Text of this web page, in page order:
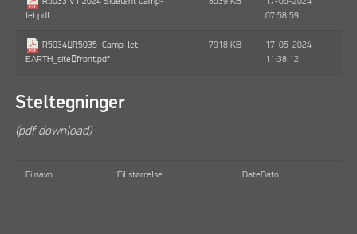
let.pdf
07:58:59
R5034R5035_Camp-let
EARTH_sitefront.pdf
7918 KB
17-05-2024
11:38:12
Steltegninger
(pdf download)
Filnavn Fil størrelse DateDato